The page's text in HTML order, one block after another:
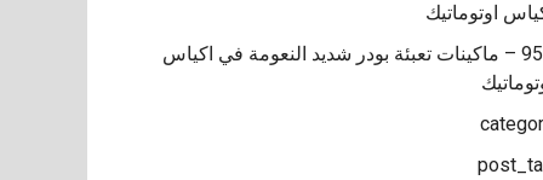
اوتوماتيك
950 – ماكينات تعبئة بودر شديد النعومة في اكياس